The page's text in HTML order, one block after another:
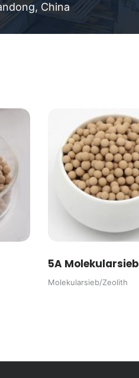
China
5A Molekularsieb
Molekularsieb/Zeolith